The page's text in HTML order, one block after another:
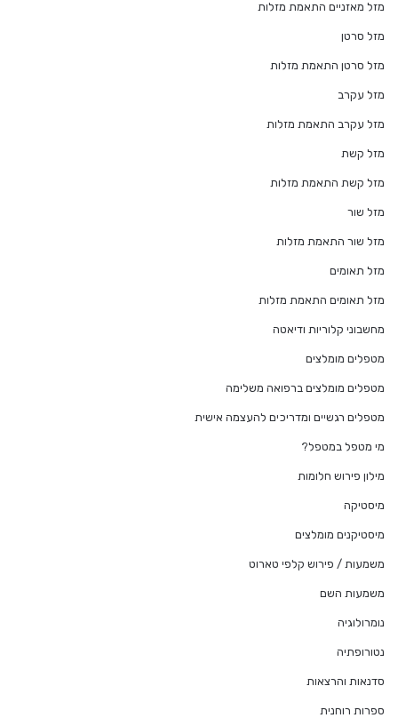
מזל מאזניים התאמת מזלות
מזל סרטן
מזל סרטן התאמת מזלות
מזל עקרב
מזל עקרב התאמת מזלות
מזל קשת
מזל קשת התאמת מזלות
מזל שור
מזל שור התאמת מזלות
מזל תאומים
מזל תאומים התאמת מזלות
מחשבוני קלוריות ודיאטה
מטפלים מומלצים
מטפלים מומלצים ברפואה משלימה
מטפלים רגשיים ומדריכים להעצמה אישית
מי מטפל במטפל?
מילון פירוש חלומות
מיסטיקה
מיסטיקנים מומלצים
משמעות / פירוש קלפי טארוט
משמעות השם
נומרולוגיה
נטורופתיה
סדנאות והרצאות
ספרות רוחנית